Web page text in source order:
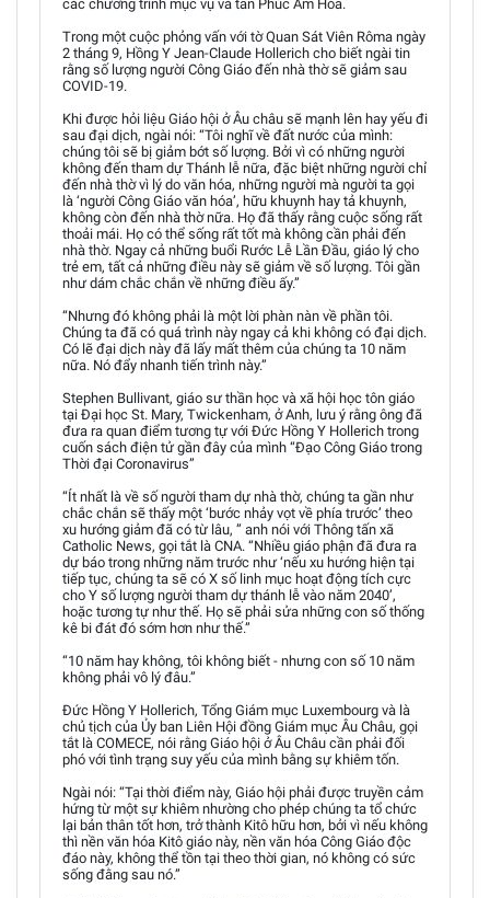
các chương trình mục vụ và tân Phúc Âm Hóa.
Trong một cuộc phỏng vấn với tờ Quan Sát Viên Rôma ngày
2 tháng 9, Hồng Y Jean-Claude Hollerich cho biết ngài tin
rằng số lượng người Công Giáo đến nhà thờ sẽ giảm sau
COVID-19.
Khi được hỏi liệu Giáo hội ở Âu châu sẽ mạnh lên hay yếu đi
sau đại dịch, ngài nói: “Tôi nghĩ về đất nước của mình:
chúng tôi sẽ bị giảm bớt số lượng. Bởi vì có những người
không đến tham dự Thánh lễ nữa, đặc biệt những người chỉ
đến nhà thờ vì lý do văn hóa, những người mà người ta gọi
là ‘người Công Giáo văn hóa’, hữu khuynh hay tả khuynh,
không còn đến nhà thờ nữa. Họ đã thấy rằng cuộc sống rất
thoải mái. Họ có thể sống rất tốt mà không cần phải đến
nhà thờ. Ngay cả những buổi Rước Lễ Lần Đầu, giáo lý cho
trẻ em, tất cả những điều này sẽ giảm về số lượng. Tôi gần
như dám chắc chắn về những điều ấy.”
“Nhưng đó không phải là một lời phàn nàn về phần tôi.
Chúng ta đã có quá trình này ngay cả khi không có đại dịch.
Có lẽ đại dịch này đã lấy mất thêm của chúng ta 10 năm
nữa. Nó đẩy nhanh tiến trình này.”
Stephen Bullivant, giáo sư thần học và xã hội học tôn giáo
tại Đại học St. Mary, Twickenham, ở Anh, lưu ý rằng ông đã
đưa ra quan điểm tương tự với Đức Hồng Y Hollerich trong
cuốn sách điện tử gần đây của mình “Đạo Công Giáo trong
Thời đại Coronavirus”
“Ít nhất là về số người tham dự nhà thờ, chúng ta gần như
chắc chắn sẽ thấy một ‘bước nhảy vọt về phía trước’ theo
xu hướng giảm đã có từ lâu, ” anh nói với Thông tấn xã
Catholic News, gọi tắt là CNA. “Nhiều giáo phận đã đưa ra
dự báo trong những năm trước như ‘nếu xu hướng hiện tại
tiếp tục, chúng ta sẽ có X số linh mục hoạt động tích cực
cho Y số lượng người tham dự thánh lễ vào năm 2040’,
hoặc tương tự như thế. Họ sẽ phải sửa những con số thống
kê bi đát đó sớm hơn như thế.”
“10 năm hay không, tôi không biết - nhưng con số 10 năm
không phải vô lý đâu.”
Đức Hồng Y Hollerich, Tổng Giám mục Luxembourg và là
chủ tịch của Ủy ban Liên Hội đồng Giám mục Âu Châu, gọi
tắt là COMECE, nói rằng Giáo hội ở Âu Châu cần phải đối
phó với tình trạng suy yếu của mình bằng sự khiêm tốn.
Ngài nói: “Tại thời điểm này, Giáo hội phải được truyền cảm
hứng từ một sự khiêm nhường cho phép chúng ta tổ chức
lại bản thân tốt hơn, trở thành Kitô hữu hơn, bởi vì nếu không
thì nền văn hóa Kitô giáo này, nền văn hóa Công Giáo độc
đáo này, không thể tồn tại theo thời gian, nó không có sức
sống đằng sau nó.”